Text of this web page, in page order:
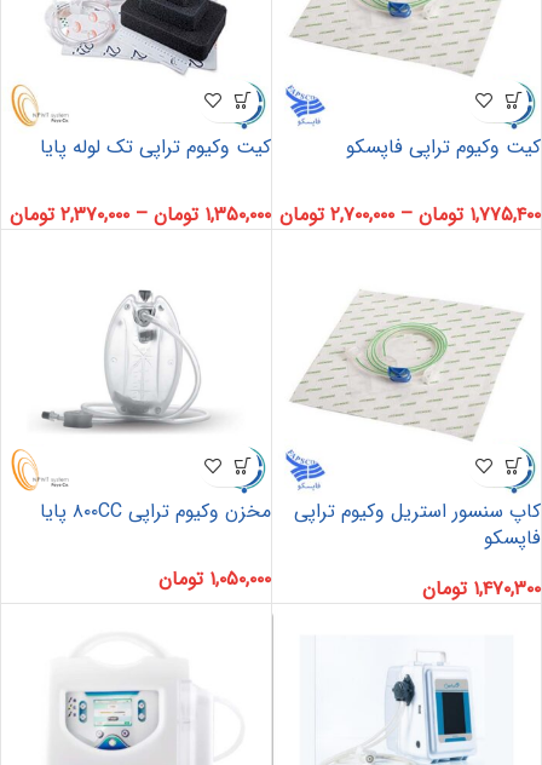
کیت وکیوم تراپی فاپسکو
۱,۷۷۵,۴۰۰ تومان – ۲,۷۰۰,۰۰۰ تومان
کیت وکیوم تراپی تک لوله پایا
۱,۳۵۰,۰۰۰ تومان – ۲,۳۷۰,۰۰۰ تومان
کاپ سنسور استریل وکیوم تراپی
فاپسکو
۱,۴۷۰,۳۰۰ تومان
مخزن وکیوم تراپی ۸۰۰CC پایا
۱,۰۵۰,۰۰۰ تومان